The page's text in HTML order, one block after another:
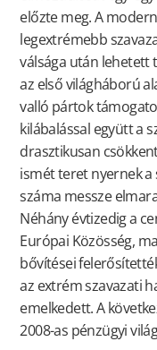
előzte meg. A
legextrémebb
válsága után lehetett
az első világháború
valló pártok
kilábalással együtt a
drasztikusan
ismét teret nyernek a
száma messze
Néhány évtizedig a
Európai Közösség,
bővítései
az extrém szavazati
emelkedett. A
2008-as pénzügyi